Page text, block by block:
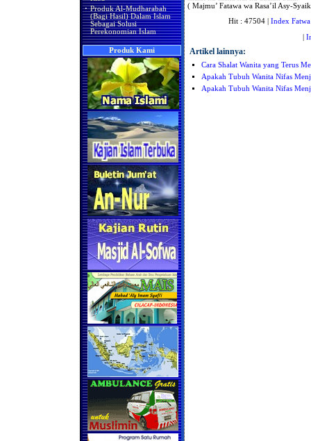
· Produk Al-Mudharabah
(Bagi Hasil) Dalam Islam
Sebagai Solusi
Perekonomian Islam
Produk Kami
( Majmu’ Fatawa wa Rasa’il Asy-
Hit : 47504 | Index Fatwa
|
Artikel lainnya:
Cara Shalat Wanita yang Terus
Apakah Tubuh Wanita Nifas
Apakah Tubuh Wanita Nifas